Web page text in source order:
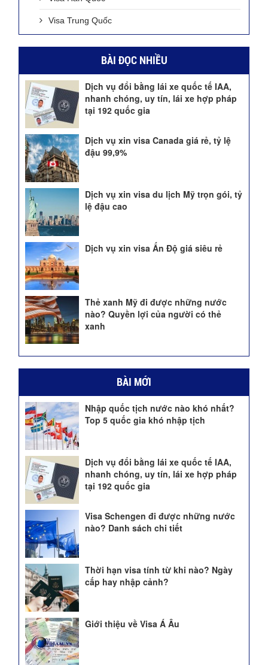
Visa Trung Quốc
BÀI ĐỌC NHIỀU
Dịch vụ đổi bằng lái xe quốc tế IAA,
nhanh chóng, uy tín, lái xe hợp pháp
tại 192 quốc gia
Dịch vụ xin visa Canada giá rẻ, tỷ lệ
đậu 99,9%
Dịch vụ xin visa du lịch Mỹ trọn gói, tỷ
lệ đậu cao
Dịch vụ xin visa Ấn Độ giá siêu rẻ
Thẻ xanh Mỹ đi được những nước
nào? Quyền lợi của người có thẻ
xanh
BÀI MỚI
Nhập quốc tịch nước nào khó nhất?
Top 5 quốc gia khó nhập tịch
Dịch vụ đổi bằng lái xe quốc tế IAA,
nhanh chóng, uy tín, lái xe hợp pháp
tại 192 quốc gia
Visa Schengen đi được những nước
nào? Danh sách chi tiết
Thời hạn visa tính từ khi nào? Ngày
cấp hay nhập cảnh?
Giới thiệu về Visa Á Âu